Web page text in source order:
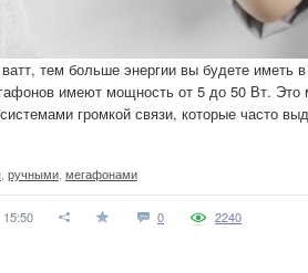
тем больше энергии вы будете иметь
имеют мощность от 5 до 50 Вт. Это
громкой связи, которые часто
ручными мегафонами
15:50 0 2240